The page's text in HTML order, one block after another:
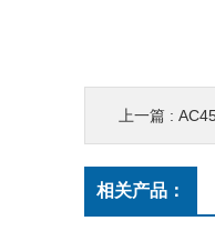
上一篇 :
相关产品：